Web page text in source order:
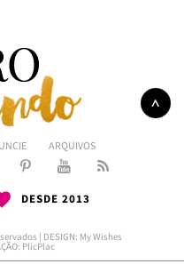
ARQUIVOS
DESDE 2013
| DESIGN: My Wishes
PlicPlac